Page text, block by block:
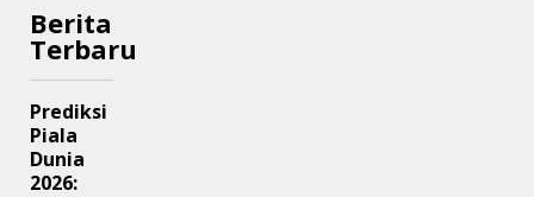
Berita
Terbaru
Prediksi
Piala
Dunia
2026: